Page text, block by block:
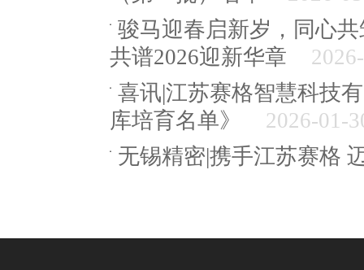
骏马迎春启新岁，同心
共谱2026迎新华章
喜讯|江苏赛格智慧科技
库培育名单》
2026-01-
无锡精密|携手江苏赛格